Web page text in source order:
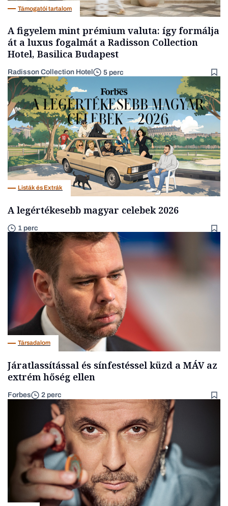
Támogatói tartalom
A figyelem mint prémium valuta: így formálja
át a luxus fogalmát a Radisson Collection
Hotel, Basilica Budapest
Radisson Collection Hotel 5 perc
Listák és Extrák
A legértékesebb magyar celebek 2026
1 perc
Társadalom
Járatlassítással és sínfestéssel küzd a MÁV az
extrém hőség ellen
Forbes 2 perc